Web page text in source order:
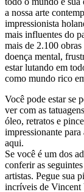
a nossa arte
impressionista
mais influentes do
mais de 2.100
doença mental,
estar lutando em
como mundo rico
Você pode estar se
ver com as
óleo, retratos e
impressionante para
aqui.
Se você é um dos
conferir as
artistas. Pegue sua
incríveis de Vincent